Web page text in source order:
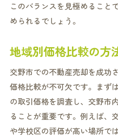
このバランスを見極めること
められるでしょう。
地域別価格比較の方
交野市での不動産売却を成功
価格比較が不可欠です。まず
の取引価格を調査し、交野市
ることが重要です。例えば、
や学校区の評価が高い場所で